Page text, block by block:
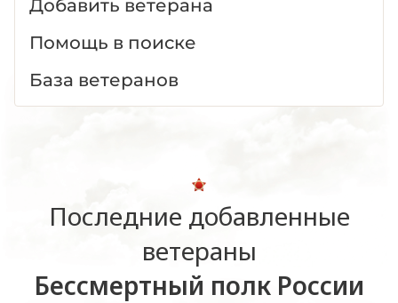
Добавить ветерана
Помощь в поиске
База ветеранов
Последние добавленные
ветераны
Бессмертный полк России